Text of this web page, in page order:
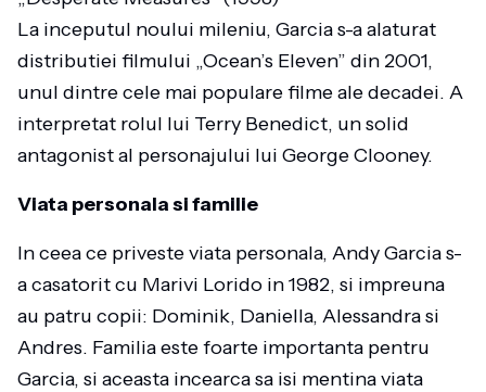
La inceputul noului mileniu, Garcia s-a alaturat
distributiei filmului „Ocean’s Eleven” din 2001,
unul dintre cele mai populare filme ale decadei. A
interpretat rolul lui Terry Benedict, un solid
antagonist al personajului lui George Clooney.
Viata personala si familie
In ceea ce priveste viata personala, Andy Garcia s-
a casatorit cu Marivi Lorido in 1982, si impreuna
au patru copii: Dominik, Daniella, Alessandra si
Andres. Familia este foarte importanta pentru
Garcia, si aceasta incearca sa isi mentina viata